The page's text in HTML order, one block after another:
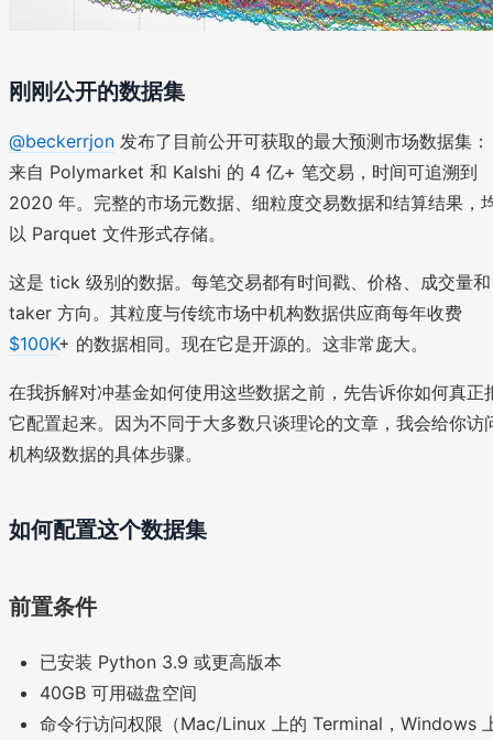
刚刚公开的数据集
@beckerrjon 发布了目前公开可获取的最大预测市场数据集：
来自 Polymarket 和 Kalshi 的 4 亿+ 笔交易，时间可追溯到
2020 年。完整的市场元数据、细粒度交易数据和结算结果，
以 Parquet 文件形式存储。
这是 tick 级别的数据。每笔交易都有时间戳、价格、成交量和
taker 方向。其粒度与传统市场中机构数据供应商每年收费
$100K+ 的数据相同。现在它是开源的。这非常庞大。
在我拆解对冲基金如何使用这些数据之前，先告诉你如何真正
它配置起来。因为不同于大多数只谈理论的文章，我会给你访
机构级数据的具体步骤。
如何配置这个数据集
前置条件
已安装 Python 3.9 或更高版本
40GB 可用磁盘空间
命令行访问权限（Mac/Linux 上的 Terminal，Windows